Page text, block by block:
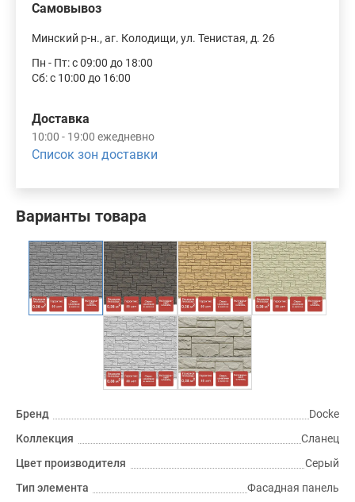
Варианты товара
Бренд
Docke
Коллекция
Сланец
Цвет производителя
Серый
Тип элемента
Фасадная панель
Самовывоз
Минский р-н., аг. Колодищи, ул. Тенистая, д. 26
Пн - Пт: с 09:00 до 18:00
Сб: с 10:00 до 16:00
Доставка
10:00 - 19:00 ежедневно
Список зон доставки